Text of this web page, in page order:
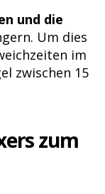
und die
Um dies
im
zwischen 15
zum